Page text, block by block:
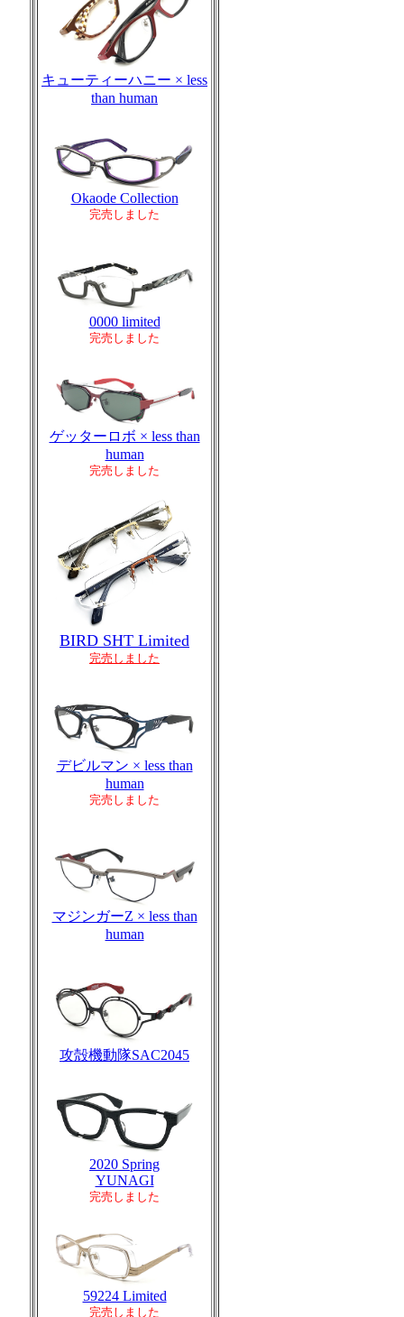
キューティーハニー × less
than human
Okaode Collection
完売しました
0000 limited
完売しました
ゲッターロボ × less than
human
完売しました
BIRD SHT Limited
完売しました
デビルマン × less than
human
完売しました
マジンガーZ × less than
human
攻殻機動隊SAC2045
2020 Spring
YUNAGI
完売しました
59224 Limited
完売しました